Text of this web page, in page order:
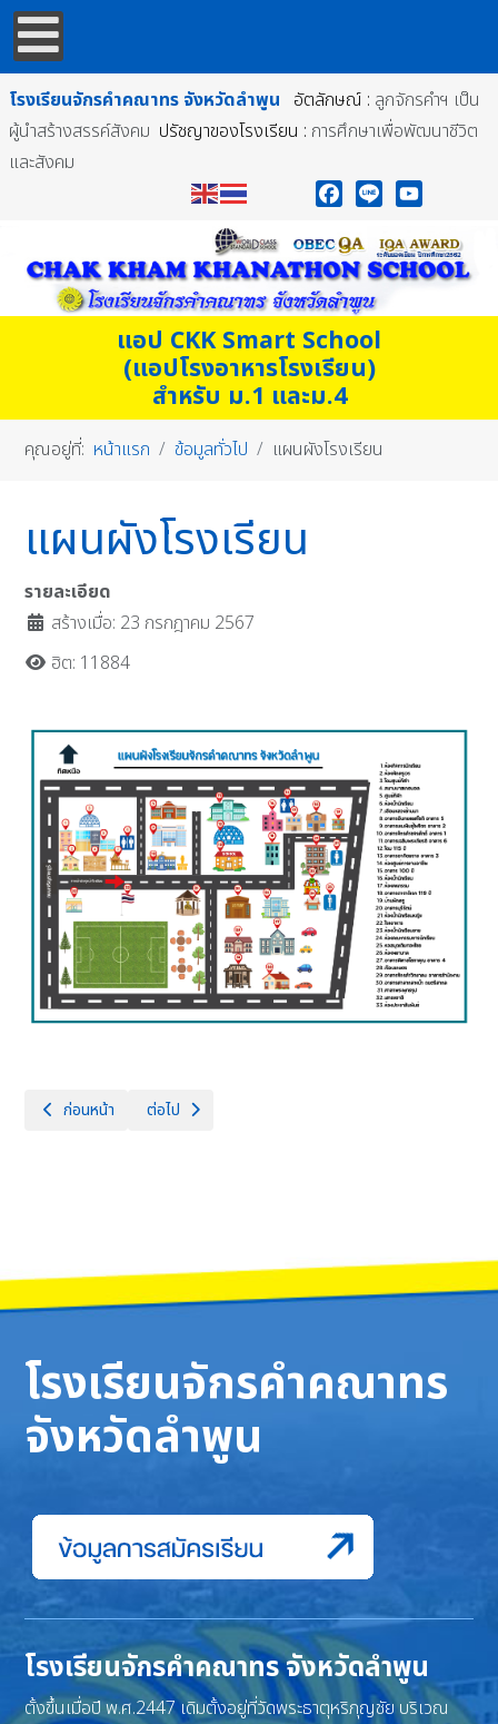
โรงเรียนจักรคำคณาทร จังหวัดลำพูน อัตลักษณ์ : ลูกจักรคำฯ เป็น
ผู้นำสร้างสรรค์สังคม ปรัชญาของโรงเรียน : การศึกษาเพื่อพัฒนาชีวิต
และสังคม
แอป CKK Smart School
(แอปโรงอาหารโรงเรียน)
สำหรับ ม.1 และม.4
คุณอยู่ที่: หน้าแรก ข้อมูลทั่วไป แผนผังโรงเรียน
แผนผังโรงเรียน
รายละเอียด
สร้างเมื่อ: 23 กรกฎาคม 2567
ฮิต: 11884
เนื้อหาก่อนหน้า: ข้อมูลโรงเรียน
ก่อนหน้า เนื้อหาถัดไป: โครงสร้างการบริหารงาน/อำนาจหน้าที่
ต่อไป
โรงเรียนจักรคำคณาทร
จังหวัดลำพูน
โรงเรียนจักรคำคณาทร จังหวัดลำพูน
ตั้งขึ้นเมื่อปี พ.ศ.2447 เดิมตั้งอยู่ที่วัดพระธาตุหริภุญชัย บริเวณ